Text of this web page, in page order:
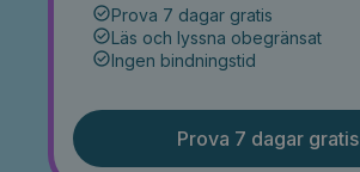
Prova 7 dagar gratis
Läs och lyssna obegränsat
Ingen bindningstid
Prova 7 dagar gratis